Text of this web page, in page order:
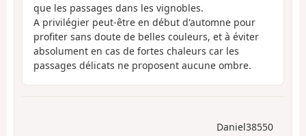
que les passages dans les vignobles.
A privilégier peut-être en début d'automne pour
profiter sans doute de belles couleurs, et à éviter
absolument en cas de fortes chaleurs car les
passages délicats ne proposent aucune ombre.
Daniel38550